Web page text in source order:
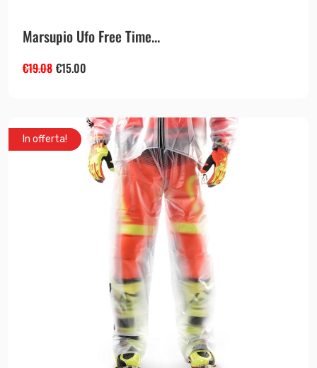
Marsupio Ufo Free Time...
€19.08 €15.00
In offerta!